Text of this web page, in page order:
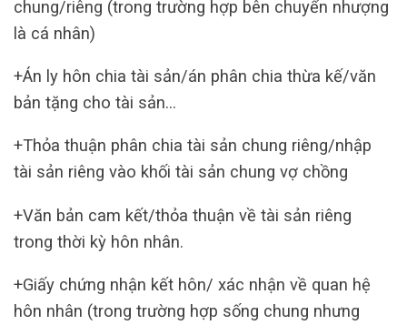
chung/riêng (trong trường hợp bên chuyển nhượng
là cá nhân)
+Án ly hôn chia tài sản/án phân chia thừa kế/văn
bản tặng cho tài sản…
+Thỏa thuận phân chia tài sản chung riêng/nhập
tài sản riêng vào khối tài sản chung vợ chồng
+Văn bản cam kết/thỏa thuận về tài sản riêng
trong thời kỳ hôn nhân.
+Giấy chứng nhận kết hôn/ xác nhận về quan hệ
hôn nhân (trong trường hợp sống chung nhưng